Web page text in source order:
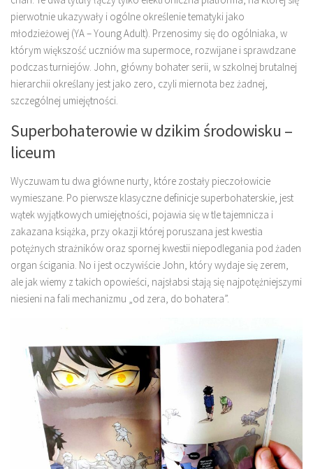
pierwotnie ukazywały i ogólne określenie tematyki jako
młodzieżowej (YA – Young Adult). Przenosimy się do ogólniaka, w
którym większość uczniów ma supermoce, rozwijane i sprawdzane
podczas turniejów. John, główny bohater serii, w szkolnej brutalnej
hierarchii określany jest jako zero, czyli miernota bez żadnej,
szczególnej umiejętności.
Superbohaterowie w dzikim środowisku –
liceum
Wyczuwam tu dwa główne nurty, które zostały pieczołowicie
wymieszane. Po pierwsze klasyczne definicje superbohaterskie, jest
wątek wyjątkowych umiejętności, pojawia się w tle tajemnicza i
zakazana książka, przy okazji której poruszana jest kwestia
potężnych strażników oraz spornej kwestii niepodlegania pod żaden
organ ścigania. No i jest oczywiście John, który wydaje się zerem,
ale jak wiemy z takich opowieści, najsłabsi stają się najpotężniejszymi
niesieni na fali mechanizmu „od zera, do bohatera”.